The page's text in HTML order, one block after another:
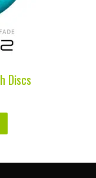
Discs